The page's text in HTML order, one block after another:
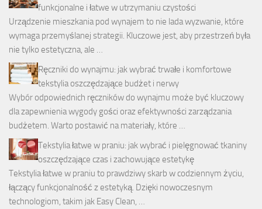
funkcjonalne i łatwe w utrzymaniu czystości
Urządzenie mieszkania pod wynajem to nie lada wyzwanie, które
wymaga przemyślanej strategii. Kluczowe jest, aby przestrzeń była
nie tylko estetyczna, ale …
Ręczniki do wynajmu: jak wybrać trwałe i komfortowe
tekstylia oszczędzające budżet i nerwy
Wybór odpowiednich ręczników do wynajmu może być kluczowy
dla zapewnienia wygody gości oraz efektywności zarządzania
budżetem. Warto postawić na materiały, które …
Tekstylia łatwe w praniu: jak wybrać i pielęgnować tkaniny
oszczędzające czas i zachowujące estetykę
Tekstylia łatwe w praniu to prawdziwy skarb w codziennym życiu,
łączący funkcjonalność z estetyką. Dzięki nowoczesnym
technologiom, takim jak Easy Clean, …